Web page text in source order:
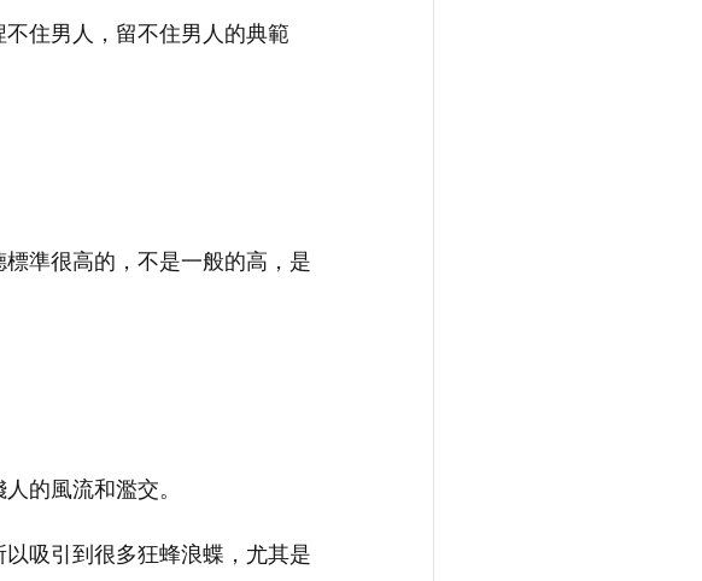
住男人，留不住男人的典範
準很高的，不是一般的高，是
的風流和濫交。
吸引到很多狂蜂浪蝶，尤其是